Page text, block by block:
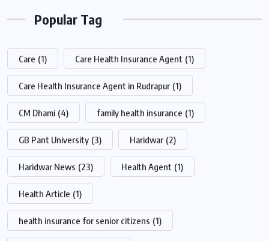
Popular Tag
Care (1) Care Health Insurance Agent (1)
Care Health Insurance Agent in Rudrapur (1)
CM Dhami (4) family health insurance (1)
GB Pant University (3) Haridwar (2)
Haridwar News (23) Health Agent (1)
Health Article (1)
health insurance for senior citizens (1)